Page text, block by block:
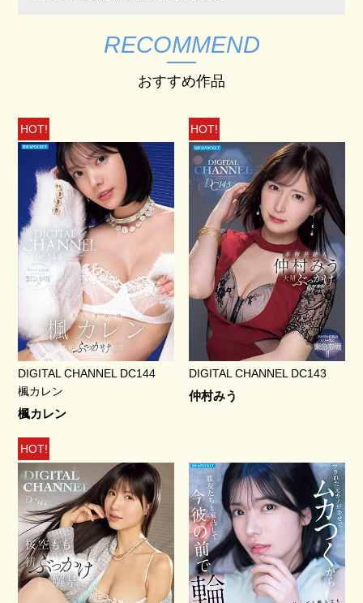
RECOMMEND
おすすめ作品
HOT!
DIGITAL CHANNEL DC144
楓カレン
楓カレン
HOT!
DIGITAL CHANNEL DC143
仲村みう
HOT!